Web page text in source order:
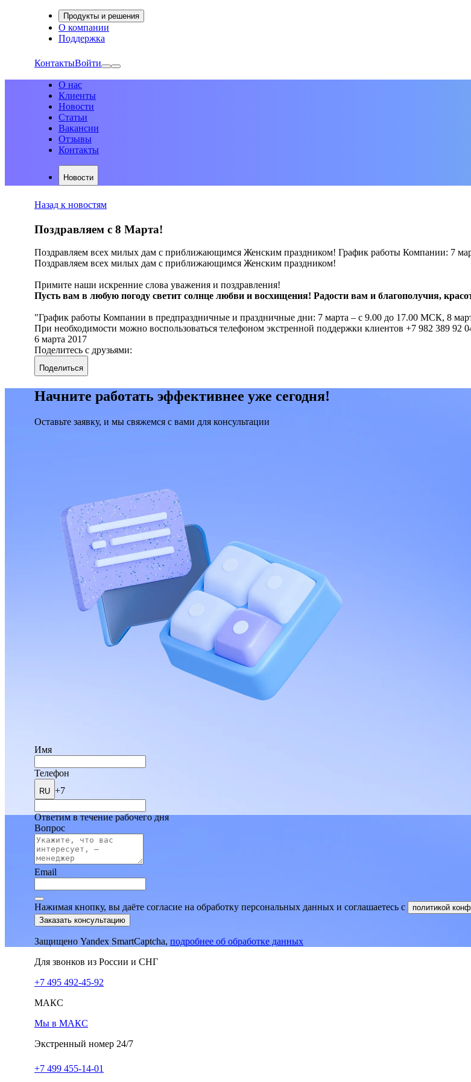
Продукты и решения
О компании
Поддержка
КонтактыВойти
О нас
Клиенты
Новости
Статьи
Вакансии
Отзывы
Контакты
Новости
Назад к новостям
Поздравляем с 8 Марта!
Поздравляем всех милых дам с приближающимся Женским праздником! График работы Компании: 7
Поздравляем всех милых дам с приближающимся Женским праздником!
Примите наши искренние слова уважения и поздравления!
Пусть вам в любую погоду светит солнце любви и восхищения! Радости вам и благополучия,
График работы Компании в предпраздничные и праздничные дни: 7 марта – с 9.00 до 17.00 МСК, 8
При необходимости можно воспользоваться телефоном экстренной поддержки клиентов +7 982 389 92
6 марта 2017
Поделитесь с друзьями:
Поделиться
Начните работать эффективнее уже сегодня!
Оставьте заявку, и мы свяжемся с вами для консультации
Имя
Телефон
RU +7
Ответим в течение рабочего дня
Вопрос
Email
Нажимая кнопку, вы даёте согласие на обработку персональных данных и соглашаетесь c
политикой
Заказать консультацию
Защищено Yandex SmartCaptcha, подробнее об обработке данных
Для звонков из России и СНГ
+7 495 492-45-92
МАКС
Мы в МАКС
Экстренный номер 24/7
+7 499 455-14-01